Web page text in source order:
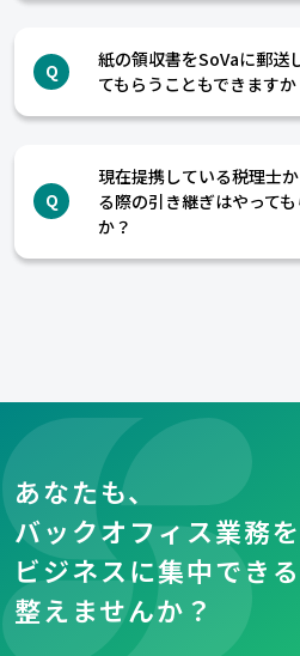
Q
紙の領収書をSoVaに郵送
てもらうこともできますか
Q
現在提携している税理士
る際の引き継ぎはやって
か？
あなたも、
バックオフィス業務
ビジネスに集中でき
整えませんか？